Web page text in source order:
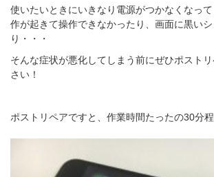
使いたいときにいきなり電源がつかなくなっ
作が起きて操作できなかったり、画面に黒い
り・・・
そんな症状が悪化してしまう前にぜひポスト
さい！
ポストリペアですと、作業時間たったの30分程